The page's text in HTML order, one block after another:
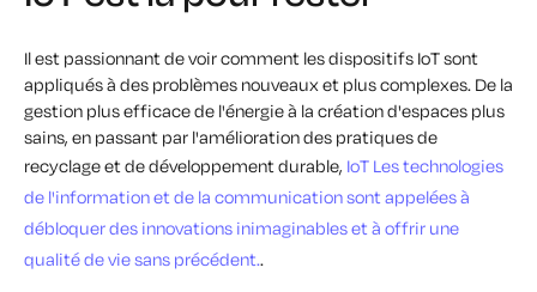
Il est passionnant de voir comment les dispositifs IoT sont
appliqués à des problèmes nouveaux et plus complexes. De la
gestion plus efficace de l'énergie à la création d'espaces plus
sains, en passant par l'amélioration des pratiques de
recyclage et de développement durable, IoT Les technologies
de l'information et de la communication sont appelées à
débloquer des innovations inimaginables et à offrir une
qualité de vie sans précédent..